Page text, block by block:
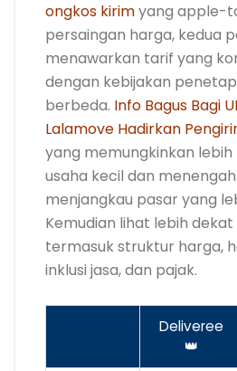
ongkos kirimyang apple-
persaingan harga, kedua
menawarkan tarif yang
dengan kebijakan
berbeda. Info Bagus Bagi
Lalamove Hadirkan
yang memungkinkan
usaha kecil dan
menjangkau pasar yang
Kemudian lihat lebih
termasuk struktur harga,
inklusi jasa, dan pajak.
Deliveree
👑